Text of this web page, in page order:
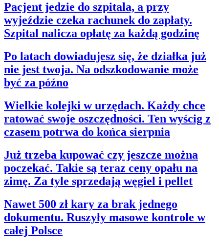
Pacjent jedzie do szpitala, a przy
wyjeździe czeka rachunek do zapłaty.
Szpital nalicza opłatę za każdą godzinę
Po latach dowiadujesz się, że działka już
nie jest twoja. Na odszkodowanie może
być za późno
Wielkie kolejki w urzędach. Każdy chce
ratować swoje oszczędności. Ten wyścig z
czasem potrwa do końca sierpnia
Już trzeba kupować czy jeszcze można
poczekać. Takie są teraz ceny opału na
zimę. Za tyle sprzedają węgiel i pellet
Nawet 500 zł kary za brak jednego
dokumentu. Ruszyły masowe kontrole w
całej Polsce